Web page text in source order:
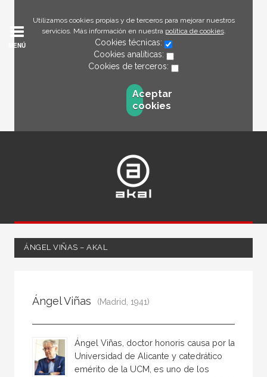
Utilizamos cookies propias y de terceros para mejorar nuestros
servicios. Más información en nuestra política de cookies.
Cookies técnicas:
Cookies analíticas:
Cookies de terceros:
Aceptar
cookies
MENÚ
ÁNGEL VIÑAS – AKAL
Coordinador
Editor
Ángel Viñas (Madrid, 1941)
Ángel Viñas, doctor honoris causa por la
Universidad de Alicante y catedrático
emérito de la UCM, es uno de los